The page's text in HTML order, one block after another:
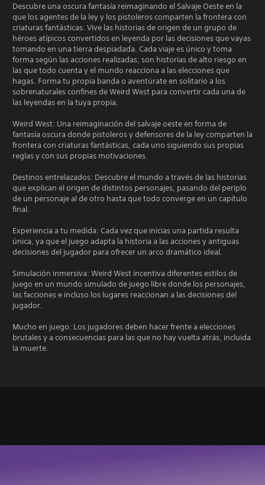
Descubre una oscura fantasía reimaginando el Salvaje Oeste en la
que los agentes de la ley y los pistoleros comparten la frontera con
criaturas fantásticas. Vive las historias de origen de un grupo de
héroes atípicos convertidos en leyenda por las decisiones que vayas
tomando en una tierra despiadada. Cada viaje es único y toma
forma según las acciones realizadas; son historias de alto riesgo en
las que todo cuenta y el mundo reacciona a las elecciones que
hagas. Forma tu propia banda o aventúrate en solitario a los
sobrenaturales confines de Weird West para convertir cada una de
las leyendas en la tuya propia.
Weird West: Una reimaginación del salvaje oeste en forma de
fantasía oscura donde pistoleros y defensores de la ley comparten la
frontera con criaturas fantásticas, cada uno siguiendo sus propias
reglas y con sus propias motivaciones.
Destinos entrelazados: Descubre el mundo a través de las historias
que explican el origen de distintos personajes, pasando del periplo
de un personaje al de otro hasta que todo converge en un capítulo
final.
Experiencia a tu medida: Cada vez que inicias una partida resulta
única, ya que el juego adapta la historia a las acciones y antiguas
decisiones del jugador para ofrecer un arco dramático ideal.
Simulación inmersiva: Weird West incentiva diferentes estilos de
juego en un mundo simulado de juego libre donde los personajes,
las facciones e incluso los lugares reaccionan a las decisiones del
jugador.
Mucho en juego: Los jugadores deben hacer frente a elecciones
brutales y a consecuencias para las que no hay vuelta atrás, incluida
la muerte.